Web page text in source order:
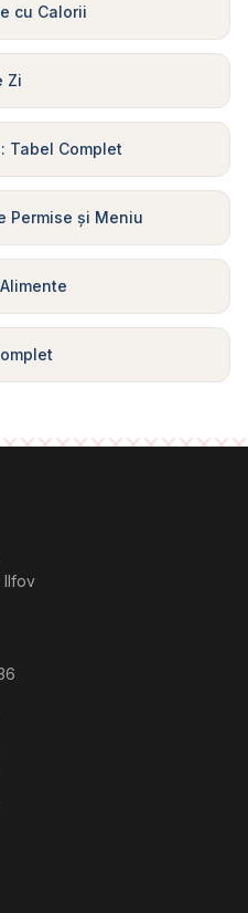
cu Calorii
Zi
Tabel Complet
Permise și Meniu
Ilfov